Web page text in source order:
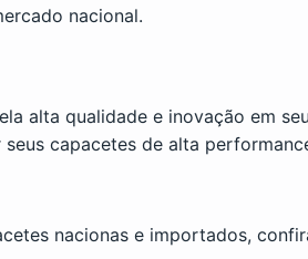
nacional.
alta qualidade e inovação em
capacetes de alta
nacionas e importados,